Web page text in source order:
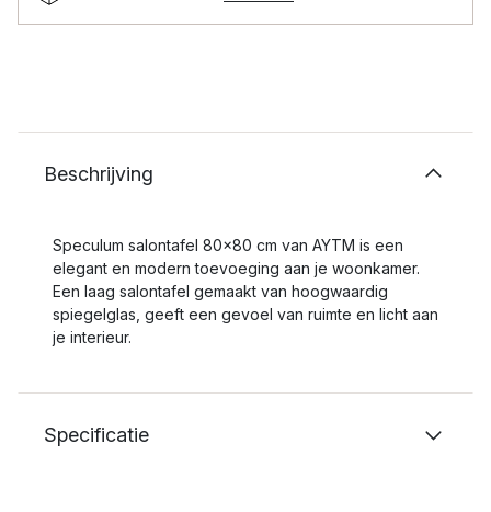
Beschrijving
Speculum salontafel 80x80 cm van AYTM is een
elegant en modern toevoeging aan je woonkamer.
Een laag salontafel gemaakt van hoogwaardig
spiegelglas, geeft een gevoel van ruimte en licht aan
je interieur.
Specificatie